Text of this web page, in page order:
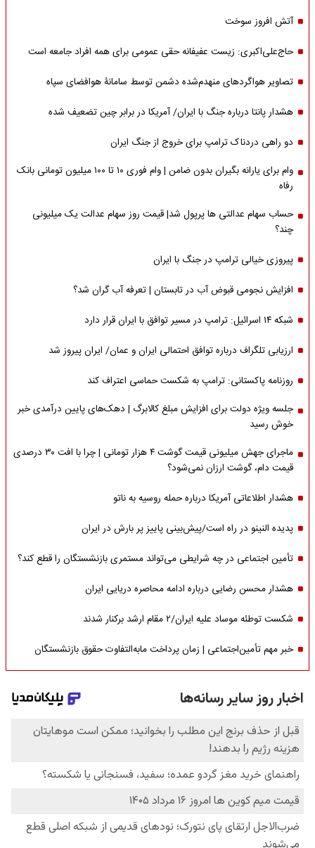
آتش افروز سوخت
حاج‌علی‌اکبری: زیست عفیفانه حقی عمومی برای همه افراد جامعه است
تصاویر هواگردهای منهدم‌شده دشمن توسط سامانۀ هوافضای سپاه
هشدار پانتا درباره جنگ با ایران/ آمریکا در برابر چین تضعیف شده
دو راهی دردناک ترامپ برای خروج از جنگ ایران
وام برای یارانه بگیران بدون ضامن | وام فوری ۱۰ تا ۱۰۰ میلیون تومانی بانک
رفاه
حساب سهام عدالتی ها پرپول شد| قیمت روز سهام عدالت یک میلیونی
چند؟
پیروزی خیالی ترامپ در جنگ با ایران
افزایش نجومی قبوض آب در تابستان | تعرفه آب گران شد؟
شبکه ۱۴ اسرائیل: ترامپ در مسیر توافق با ایران قرار دارد
ارزیابی تلگراف درباره توافق احتمالی ایران و عمان/ ایران پیروز شد
روزنامه پاکستانی: ترامپ به شکست حماسی اعتراف کند
جلسه ویژه دولت برای افزایش مبلغ کالابرگ | دهک‌های پایین درآمدی خبر
خوش رسید
ماجرای جهش میلیونی قیمت گوشت ۴ هزار تومانی | چرا با افت ۳۰ درصدی
قیمت دام، گوشت ارزان نمی‌شود؟
هشدار اطلاعاتی آمریکا درباره حمله روسیه به ناتو
پدیده النینو در راه است/پیش‌بینی پاییز پر بارش در ایران
تأمین اجتماعی در چه شرایطی می‌تواند مستمری بازنشستگان را قطع کند؟
هشدار محسن رضایی درباره ادامه محاصره دریایی ایران
شکست توطئه موساد علیه ایران/۲ مقام‌ ارشد برکنار شدند
خبر مهم تأمین‌اجتماعی | زمان پرداخت مابه‌التفاوت حقوق بازنشستگان